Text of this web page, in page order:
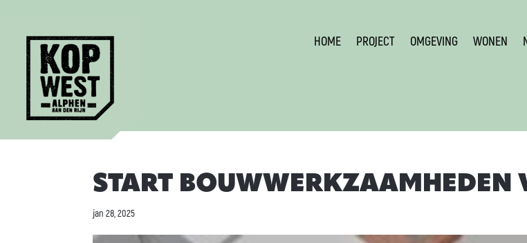
HOME PROJECT OMGEVING WONEN
START BOUWWERKZAAMHEDEN
jan 28, 2025